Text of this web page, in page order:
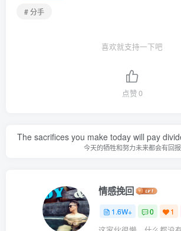
# 分手
喜欢就支持一下吧
点赞0
The sacrifices you make today will pay
今天的牺牲和努力未来都会有回报
情感挽回
1.6W+ 0 1